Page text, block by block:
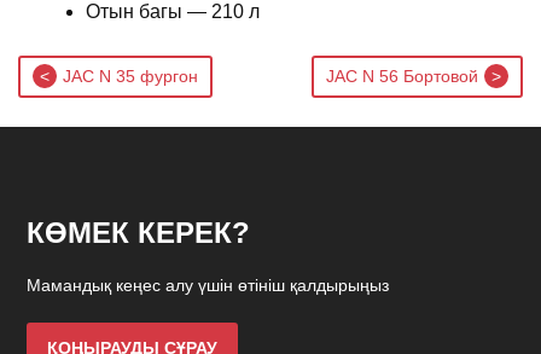
Отын багы — 210 л
Post
navigation
JAC N 35 фургон JAC N 56 Бортовой
КӨМЕК КЕРЕК?
Мамандық кеңес алу үшін өтініш қалдырыңыз
ҚОҢЫРАУДЫ СҰРАУ